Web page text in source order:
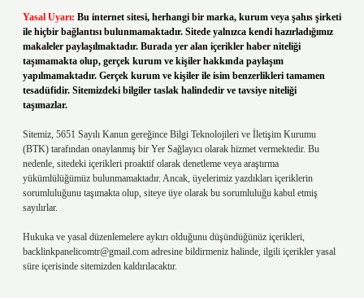
Yasal Uyarı: Bu internet sitesi, herhangi bir marka, kurum veya şahıs şirketi
ile hiçbir bağlantısı bulunmamaktadır. Sitede yalnızca kendi hazırladığımız
makaleler paylaşılmaktadır. Burada yer alan içerikler haber niteliği
taşımamakta olup, gerçek kurum ve kişiler hakkında paylaşım
yapılmamaktadır. Gerçek kurum ve kişiler ile isim benzerlikleri tamamen
tesadüfidir. Sitemizdeki bilgiler taslak halindedir ve tavsiye niteliği
taşımazlar.
Sitemiz, 5651 Sayılı Kanun gereğince Bilgi Teknolojileri ve İletişim Kurumu
(BTK) tarafından onaylanmış bir Yer Sağlayıcı olarak hizmet vermektedir. Bu
nedenle, sitedeki içerikleri proaktif olarak denetleme veya araştırma
yükümlülüğümüz bulunmamaktadır. Ancak, üyelerimiz yazdıkları içeriklerin
sorumluluğunu taşımakta olup, siteye üye olarak bu sorumluluğu kabul etmiş
sayılırlar.
Hukuka ve yasal düzenlemelere aykırı olduğunu düşündüğünüz içerikleri,
backlinkpanelicomtr@gmail.com adresine bildirmeniz halinde, ilgili içerikler yasal
süre içerisinde sitemizden kaldırılacaktır.